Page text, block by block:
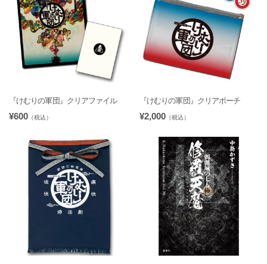
『けむりの軍団』クリアファイル
¥600 （税込）
『けむりの軍団』クリアポーチ
¥2,000 （税込）